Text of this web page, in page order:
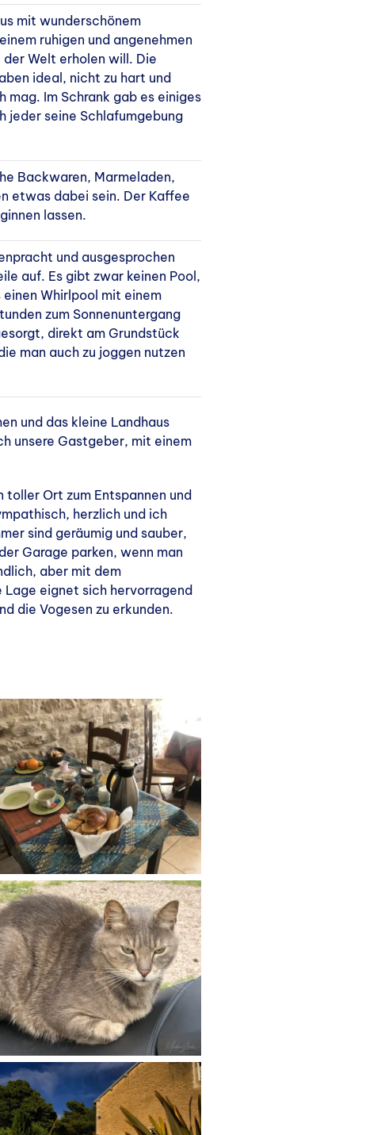
mit wunderschönem
ruhigen und angenehmen
Welt erholen will. Die
ideal, nicht zu hart und
Im Schrank gab es einiges
jeder seine Schlafumgebung
Backwaren, Marmeladen,
etwas dabei sein. Der Kaffee
lassen.
und ausgesprochen
auf. Es gibt zwar keinen Pool,
Whirlpool mit einem
zum Sonnenuntergang
direkt am Grundstück
man auch zu joggen nutzen
und das kleine Landhaus
unsere Gastgeber, mit einem
Ort zum Entspannen und
herzlich und ich
sind geräumig und sauber,
Garage parken, wenn man
aber mit dem
eignet sich hervorragend
die Vogesen zu erkunden.